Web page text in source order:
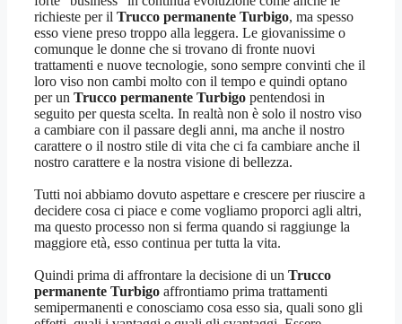
richieste per il Trucco permanente Turbigo, ma spesso
esso viene preso troppo alla leggera. Le giovanissime o
comunque le donne che si trovano di fronte nuovi
trattamenti e nuove tecnologie, sono sempre convinti che il
loro viso non cambi molto con il tempo e quindi optano
per un Trucco permanente Turbigo pentendosi in
seguito per questa scelta. In realtà non è solo il nostro viso
a cambiare con il passare degli anni, ma anche il nostro
carattere o il nostro stile di vita che ci fa cambiare anche il
nostro carattere e la nostra visione di bellezza.
Tutti noi abbiamo dovuto aspettare e crescere per riuscire a
decidere cosa ci piace e come vogliamo proporci agli altri,
ma questo processo non si ferma quando si raggiunge la
maggiore età, esso continua per tutta la vita.
Quindi prima di affrontare la decisione di un Trucco
permanente Turbigo affrontiamo prima trattamenti
semipermanenti e conosciamo cosa esso sia, quali sono gli